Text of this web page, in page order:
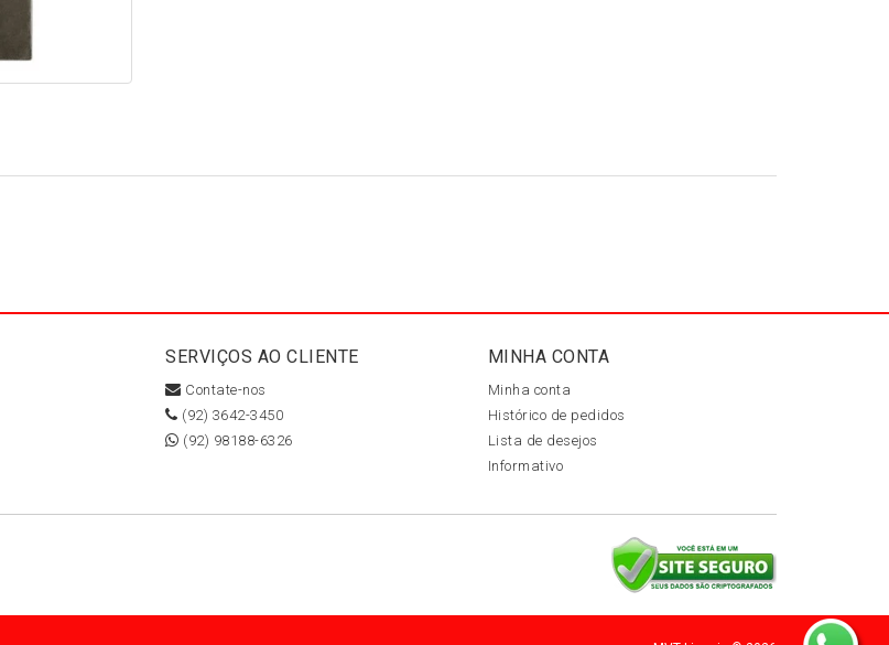
SERVIÇOS AO CLIENTE
Contate-nos
(92) 3642-3450
(92) 98188-6326
MINHA CONTA
Minha conta
Histórico de pedidos
Lista de desejos
Informativo